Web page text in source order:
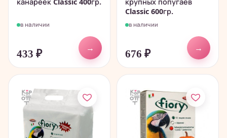
в наличии
433 ₽
→
Classic 600гр.
в наличии
676 ₽
→